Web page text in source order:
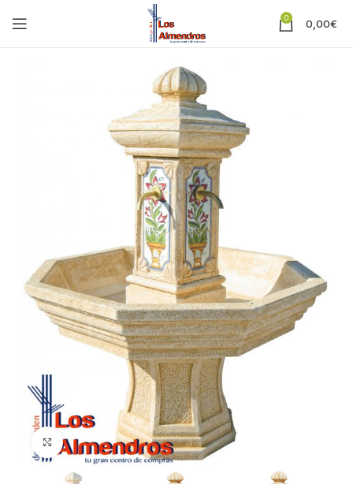
0 0,00€
Clic para ampliar